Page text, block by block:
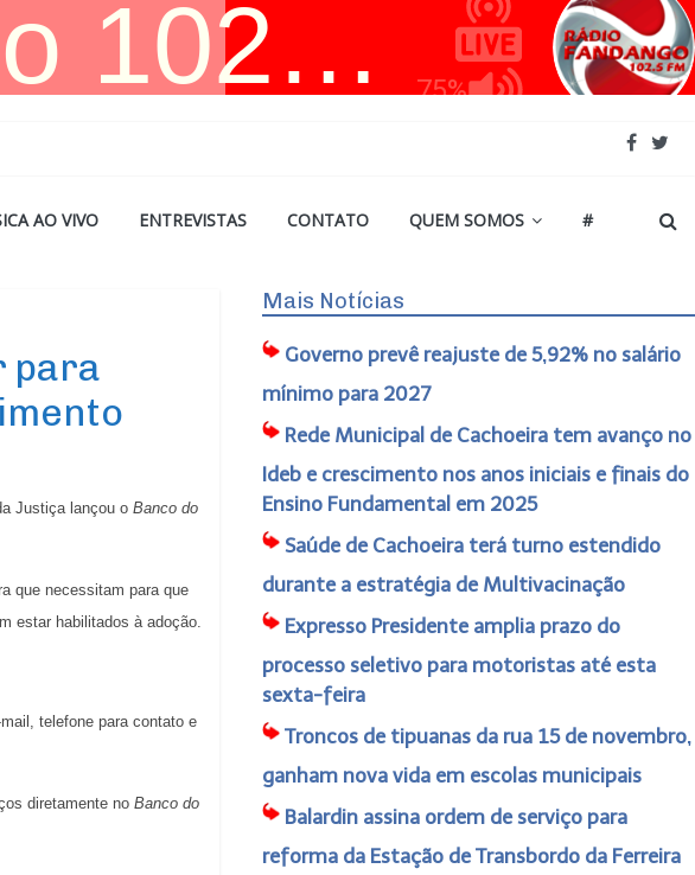
AO VIVO ENTREVISTAS CONTATO QUEM SOMOS #
para
Justiça lançou o Banco do
que necessitam para que
estar habilitados à adoção.
telefone para contato e
diretamente no Banco do
Mais Notícias
Governo prevê reajuste de 5,92% no salário
mínimo para 2027
Rede Municipal de Cachoeira tem avanço no
Ideb e crescimento nos anos iniciais e finais do
Ensino Fundamental em 2025
Saúde de Cachoeira terá turno estendido
durante a estratégia de Multivacinação
Expresso Presidente amplia prazo do
processo seletivo para motoristas até esta
sexta-feira
Troncos de tipuanas da rua 15 de novembro,
ganham nova vida em escolas municipais
Balardin assina ordem de serviço para
reforma da Estação de Transbordo da Ferreira